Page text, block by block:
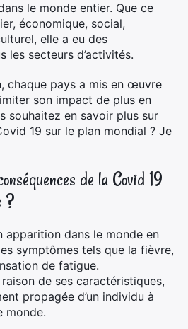
le monde entier. Que ce
économique, social,
elle a eu des
les secteurs d’activités.
chaque pays a mis en œuvre
son impact de plus en
souhaitez en savoir plus sur
19 sur le plan mondial ? Je
de la Covid 19
?
apparition dans le monde en
symptômes tels que la fièvre,
de fatigue.
de ses caractéristiques,
propagée d’un individu à
monde.